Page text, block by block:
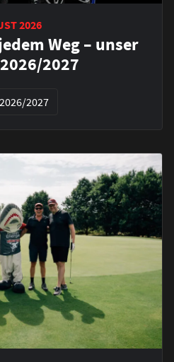
2026
Weg – unser
2027
2027